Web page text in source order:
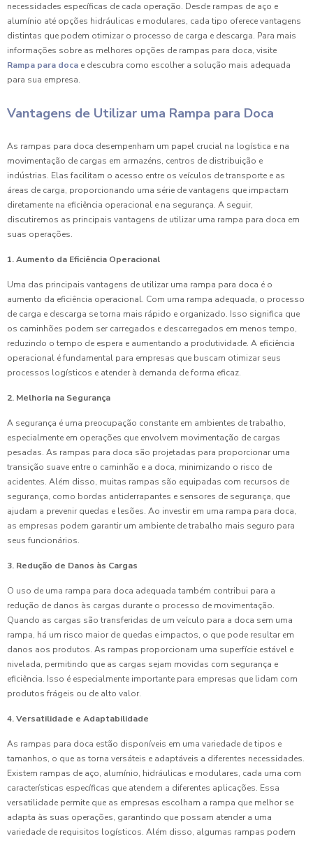
necessidades específicas de cada operação. Desde rampas de aço e
alumínio até opções hidráulicas e modulares, cada tipo oferece vantagens
distintas que podem otimizar o processo de carga e descarga. Para mais
informações sobre as melhores opções de rampas para doca, visite
Rampa para doca e descubra como escolher a solução mais adequada
para sua empresa.
Vantagens de Utilizar uma Rampa para Doca
As rampas para doca desempenham um papel crucial na logística e na
movimentação de cargas em armazéns, centros de distribuição e
indústrias. Elas facilitam o acesso entre os veículos de transporte e as
áreas de carga, proporcionando uma série de vantagens que impactam
diretamente na eficiência operacional e na segurança. A seguir,
discutiremos as principais vantagens de utilizar uma rampa para doca em
suas operações.
1. Aumento da Eficiência Operacional
Uma das principais vantagens de utilizar uma rampa para doca é o
aumento da eficiência operacional. Com uma rampa adequada, o processo
de carga e descarga se torna mais rápido e organizado. Isso significa que
os caminhões podem ser carregados e descarregados em menos tempo,
reduzindo o tempo de espera e aumentando a produtividade. A eficiência
operacional é fundamental para empresas que buscam otimizar seus
processos logísticos e atender à demanda de forma eficaz.
2. Melhoria na Segurança
A segurança é uma preocupação constante em ambientes de trabalho,
especialmente em operações que envolvem movimentação de cargas
pesadas. As rampas para doca são projetadas para proporcionar uma
transição suave entre o caminhão e a doca, minimizando o risco de
acidentes. Além disso, muitas rampas são equipadas com recursos de
segurança, como bordas antiderrapantes e sensores de segurança, que
ajudam a prevenir quedas e lesões. Ao investir em uma rampa para doca,
as empresas podem garantir um ambiente de trabalho mais seguro para
seus funcionários.
3. Redução de Danos às Cargas
O uso de uma rampa para doca adequada também contribui para a
redução de danos às cargas durante o processo de movimentação.
Quando as cargas são transferidas de um veículo para a doca sem uma
rampa, há um risco maior de quedas e impactos, o que pode resultar em
danos aos produtos. As rampas proporcionam uma superfície estável e
nivelada, permitindo que as cargas sejam movidas com segurança e
eficiência. Isso é especialmente importante para empresas que lidam com
produtos frágeis ou de alto valor.
4. Versatilidade e Adaptabilidade
As rampas para doca estão disponíveis em uma variedade de tipos e
tamanhos, o que as torna versáteis e adaptáveis a diferentes necessidades.
Existem rampas de aço, alumínio, hidráulicas e modulares, cada uma com
características específicas que atendem a diferentes aplicações. Essa
versatilidade permite que as empresas escolham a rampa que melhor se
adapta às suas operações, garantindo que possam atender a uma
variedade de requisitos logísticos. Além disso, algumas rampas podem